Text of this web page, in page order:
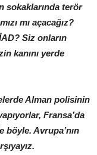
sokaklarında terör
mı açacağız?
Siz onların
kanını yerde
Alman polisinin
Fransa’da
böyle. Avrupa’nın